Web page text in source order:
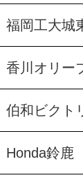
福岡工大城
香川オリー
伯和ビクト
Honda鈴鹿